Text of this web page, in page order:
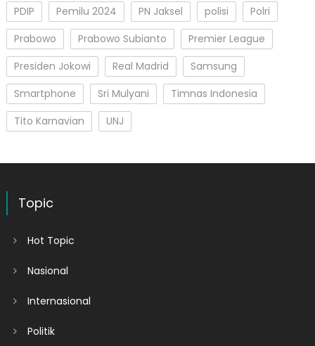
PDIP
Pemilu 2024 PN Jaksel polisi
Polri
Prabowo
Prabowo Subianto
Premier League
Presiden Jokowi
Real Madrid
Samsung
Smartphone
Sri Mulyani
Timnas Indonesia
Tito Karnavian
UNJ
Topic
Hot Topic
Nasional
Internasional
Politik